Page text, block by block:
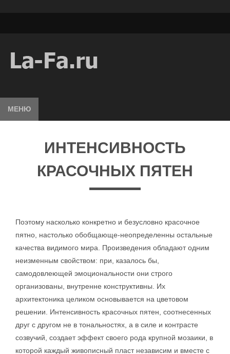
МЕНЮ
ИНТЕНСИВНОСТЬ
КРАСОЧНЫХ ПЯТЕН
Поэтому насколько конкретно и безусловно красочное
пятно, настолько обобщающе-неопределенны остальные
качества видимого мира. Произведения обладают одним
неизменным свойством: при, казалось бы,
самодовлеющей эмоциональности они строго
организованы, внутренне конструктивны. Их
архитектоника целиком основывается на цветовом
решении. Интенсивность красочных пятен, соотнесенных
друг с другом не в тональностях, а в силе и контрасте
созвучий, создает эффект своего рода крупной мозаики, в
которой каждый живописный пласт независим и вместе с